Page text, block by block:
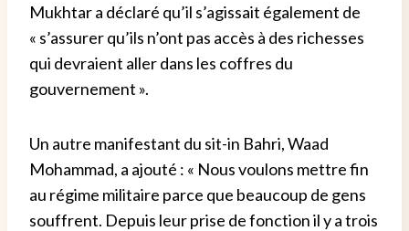
Mukhtar a déclaré qu’il s’agissait également de
« s’assurer qu’ils n’ont pas accès à des richesses
qui devraient aller dans les coffres du
gouvernement ».
Un autre manifestant du sit-in Bahri, Waad
Mohammad, a ajouté : « Nous voulons mettre fin
au régime militaire parce que beaucoup de gens
souffrent. Depuis leur prise de fonction il y a trois